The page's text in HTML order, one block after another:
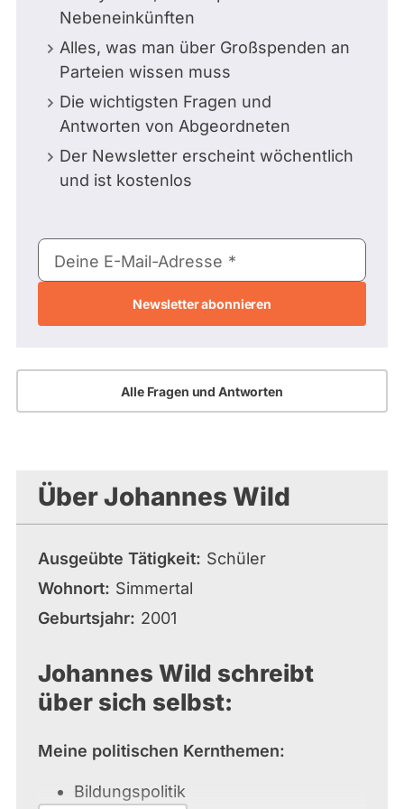
Nebeneinkünften
Alles, was man über Großspenden an
Parteien wissen muss
Die wichtigsten Fragen und
Antworten von Abgeordneten
Der Newsletter erscheint wöchentlich
und ist kostenlos
E-
Mail-
Deine E-Mail-Adresse
Alle Fragen und Antworten
Über Johannes Wild
Ausgeübte Tätigkeit
Schüler
Wohnort
Simmertal
Geburtsjahr
2001
Johannes Wild schreibt
über sich selbst:
Meine politischen Kernthemen:
Bildungspolitik